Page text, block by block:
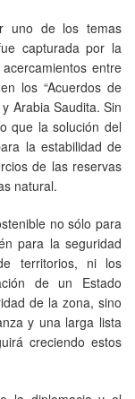
uno de los temas
capturada por la
entre
los “Acuerdos de
Arabia Saudita. Sin
que la solución del
la estabilidad de
de las reservas
natural.
no sólo para
para la seguridad
territorios, ni los
de un Estado
de la zona, sino
y una larga lista
creciendo estos